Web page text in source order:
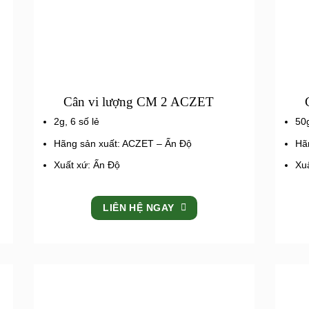
Cân vi lượng CM 2 ACZET
2g, 6 số lẻ
Hãng sản xuất: ACZET – Ấn Độ
Xuất xứ: Ấn Độ
LIÊN HỆ NGAY